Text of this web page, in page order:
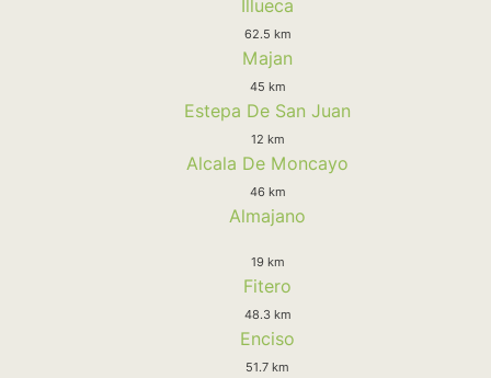
Illueca
62.5 km
Majan
45 km
Estepa De San Juan
12 km
Alcala De Moncayo
46 km
Almajano
19 km
Fitero
48.3 km
Enciso
51.7 km